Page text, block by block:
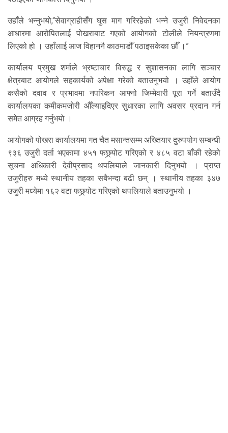
उहाँले भन्नुभयो,“सेवाग्राहीसँग घुस माग गरिरहेको भन्ने उजुरी निवेदनका
आधारमा आरोपितलाई पोखराबाट गएको आयोगको टोलीले नियन्त्रणमा
लिएको हो । उहाँलाई आज विहाननै काठमाडौँ पठाइसकेका छौँ ।”
कार्यालय प्रमुख शर्माले भ्रष्टाचार विरुद्ध र सुशासनका लागि सञ्चार
क्षेत्रबाट आयोगले सहकार्यको अपेक्षा गरेको बताउनुभयो । उहाँले आयोग
कसैको दवाव र प्रभावमा नपरिकन आफ्नो जिम्मेवारी पूरा गर्ने बताउँदै
कार्यालयका कमीकमजोरी औँल्याइदिएर सुधारका लागि अवसर प्रदान गर्न
समेत आग्रह गर्नुभयो ।
आयोगको पोखरा कार्यालयमा गत चैत मसान्तसम्म अख्तियार दुरुपयोग सम्बन्धी
९३६ उजुरी दर्ता भएकामा ४५१ फछ्र्योट गरिएको र ४८५ वटा बाँकी रहेको
सूचना अधिकारी देवीप्रसाद थपलियाले जानकारी दिनुभयो । प्राप्त
उजुरीहरु मध्ये स्थानीय तहका सबैभन्दा बढी छन् । स्थानीय तहका ३४७
उजुरी मध्येमा १६२ वटा फछ्र्योट गरिएको थपलियाले बताउनुभयो ।